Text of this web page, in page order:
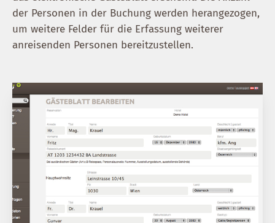
der Personen in der Buchung werden herangezogen,
um weitere Felder für die Erfassung weiterer
anreisenden Personen bereitzustellen.